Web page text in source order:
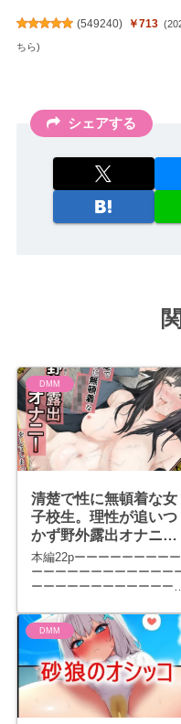
(549240) ￥713
ちら)
シェアする
DMM
清楚で性に無頓着な女
子校生。理性が追いつ
かず野外露出オナニー
をしてしまった話。
本編22pーーーーーーーーー
ーーーーーーーーーーーー
ーーーーーーーーーーーー
女の子の理性が壊れて性欲
身を任せてオナニーする話で
すDownload Link
DMM